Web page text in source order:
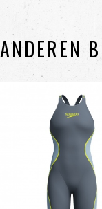
ANDEREN